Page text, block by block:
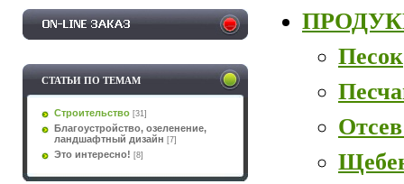
СТАТЬИ ПО ТЕМАМ
Строительство [31]
Благоустройство, озеленение,
ландшафтный дизайн [7]
Это интересно! [8]
Песок